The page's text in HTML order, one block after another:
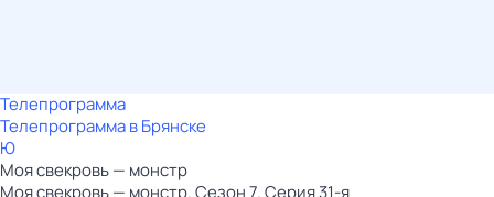
Телепрограмма
Телепрограмма в Брянске
Ю
Моя свекровь — монстр
Моя свекровь — монстр. Сезон 7. Серия 31-я